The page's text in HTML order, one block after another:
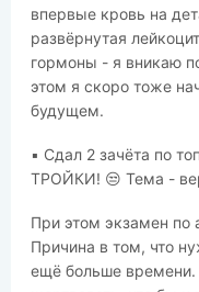
впервые кровь на
развёрнутая
гормоны - я вникаю
этом я скоро тоже
будущем.
▪️ Сдал 2 зачёта по
ТРОЙКИ! 😒 Тема -
При этом экзамен по
Причина в том, что
ещё больше времени.